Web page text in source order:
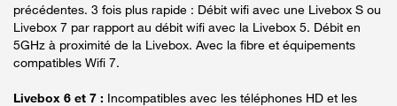
précédentes. 3 fois plus rapide : Débit wifi avec une Livebox S ou
Livebox 7 par rapport au débit wifi avec la Livebox 5. Débit en
5GHz à proximité de la Livebox. Avec la fibre et équipements
compatibles Wifi 7.
Livebox 6 et 7 : Incompatibles avec les téléphones HD et les